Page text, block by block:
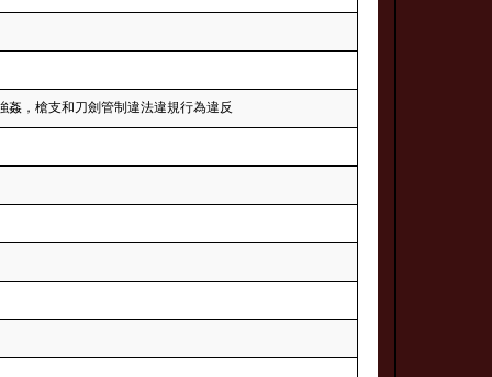
姦，槍支和刀劍管制違法違規行為違反